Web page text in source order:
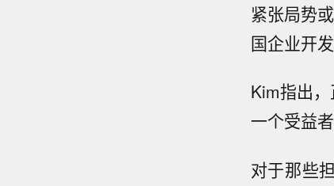
紧张局势
国企业开
Kim指出
一个受益者
对于那些